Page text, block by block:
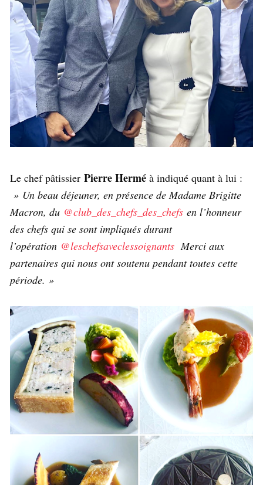
Le chef pâtissier Pierre Hermé à indiqué quant à lui :
» Un beau déjeuner, en présence de Madame Brigitte
Macron, du @club_des_chefs_des_chefs en l’honneur
des chefs qui se sont impliqués durant
l’opération @leschefsaveclessoignants Merci aux
partenaires qui nous ont soutenu pendant toutes cette
période. »